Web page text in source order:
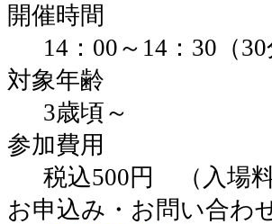
開催時間
14：00～14：30（30
対象年齢
3歳頃～
参加費用
税込500円 （入場
お申込み・お問い合わ